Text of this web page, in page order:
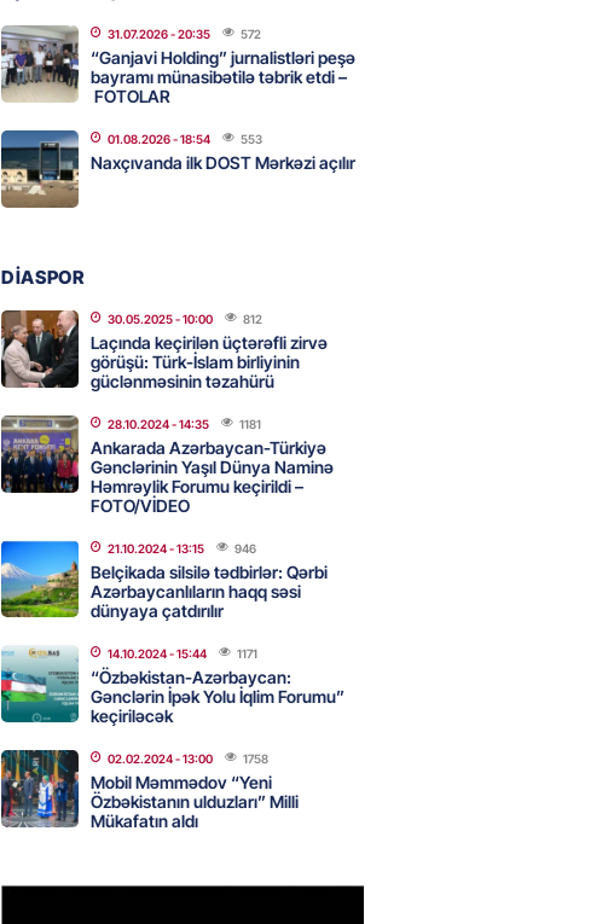
GÜNDƏM
Tramp Heqsetdən niyə narazıdır?
06.08.2026 - 16:15
GÜNDƏM
Azərbaycanın UNESCO-dakı yeni
HADISƏ
Sərhədlərimizi pozan 26 nəfər tutuldu
06.08.2026- 15:45
DÜNYA
Kiyev Başqırdıstan və Yaroslavldakı
neft emal zavodunu vurub
GÜNDƏM
Pezeşkian Azərbaycanla bağlı tapşırıq
verdi: vali hərəkətə keçdi
06.08.2026- 15:15
Birbank Star kartını indi sifariş
edin, nağdlaşdırmanı komissiyasız
edin
31.07.2026- 20:35 572
“Ganjavi Holding” jurnalistləri peşə
bayramı münasibətilə təbrik etdi –
FOTOLAR
01.08.2026- 18:54 553
Naxçıvanda ilk DOST Mərkəzi açılır
DİASPOR
30.05.2025- 10:00 812
Laçında keçirilən üçtərəfli zirvə
görüşü: Türk-İslam birliyinin
güclənməsinin təzahürü
28.10.2024- 14:35 1181
Ankarada Azərbaycan-Türkiyə
Gənclərinin Yaşıl Dünya Naminə
Həmrəylik Forumu keçirildi –
FOTO/VİDEO
21.10.2024- 13:15 946
Belçikada silsilə tədbirlər: Qərbi
Azərbaycanlıların haqq səsi
dünyaya çatdırılır
14.10.2024- 15:44 1171
“Özbəkistan-Azərbaycan:
Gənclərin İpək Yolu İqlim Forumu”
keçiriləcək
02.02.2024- 13:00 1758
Mobil Məmmədov “Yeni
Özbəkistanın ulduzları” Milli
Mükafatın aldı